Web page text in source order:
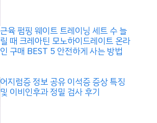
근육 펌핑 웨이트 트레이닝 세트 수 늘
릴 때 크레아틴 모노하이드레이트 온라
인 구매 BEST 5 안전하게 사는 방법
어지럼증 정보 공유 이석증 증상 특징
및 이비인후과 정밀 검사 후기